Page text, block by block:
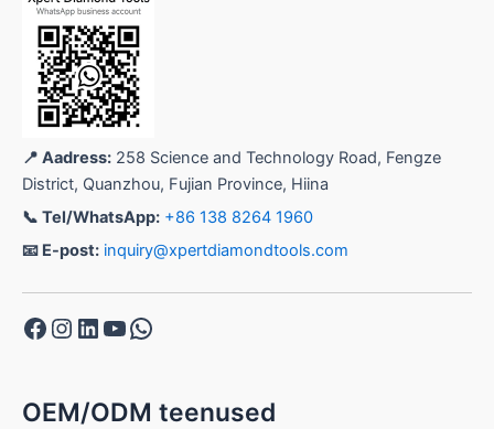
📍 Aadress: 258 Science and Technology Road, Fengze
District, Quanzhou, Fujian Province, Hiina
📞 Tel/WhatsApp: +86 138 8264 1960
📧 E-post: inquiry@xpertdiamondtools.com
Facebook
Instagram
LinkedIn
YouTube
WhatsApp
OEM/ODM teenused